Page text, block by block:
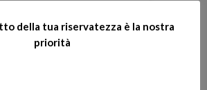
Vogliamo esprimere le migliori
a Luca Cocconi, Amministratore
che per tutti questi anni, con
della tua riservatezza è la nostra
priorità